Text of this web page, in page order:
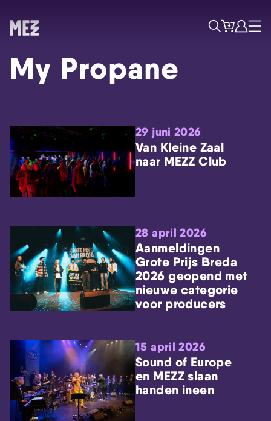
Skip navigatie
ZoekTicketsAccount
Menu
My Propane
29 juni 2026
Van Kleine Zaal
naar MEZZ Club
28 april 2026
Aanmeldingen
Grote Prijs Breda
2026 geopend met
nieuwe categorie
voor producers
15 april 2026
Sound of Europe
en MEZZ slaan
handen ineen